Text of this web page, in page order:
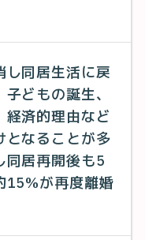
し同居生活に戻
どもの誕生、
経済的理由など
となることが多
同居再開後も5
15%が再度離婚